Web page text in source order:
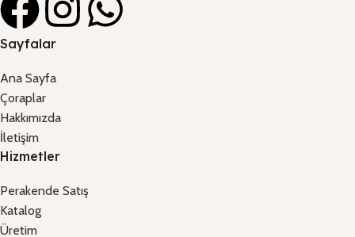
Sayfalar
Ana Sayfa
Çoraplar
Hakkımızda
İletişim
Hizmetler
Perakende Satış
Katalog
Üretim